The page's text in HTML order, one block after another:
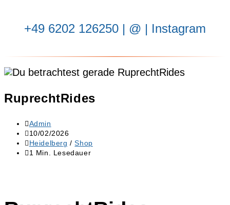
‭+49 6202 126250 | ‬ @ | Instagram
RuprechtRides
Admin
10/02/2026
Heidelberg / Shop
1 Min. Lesedauer